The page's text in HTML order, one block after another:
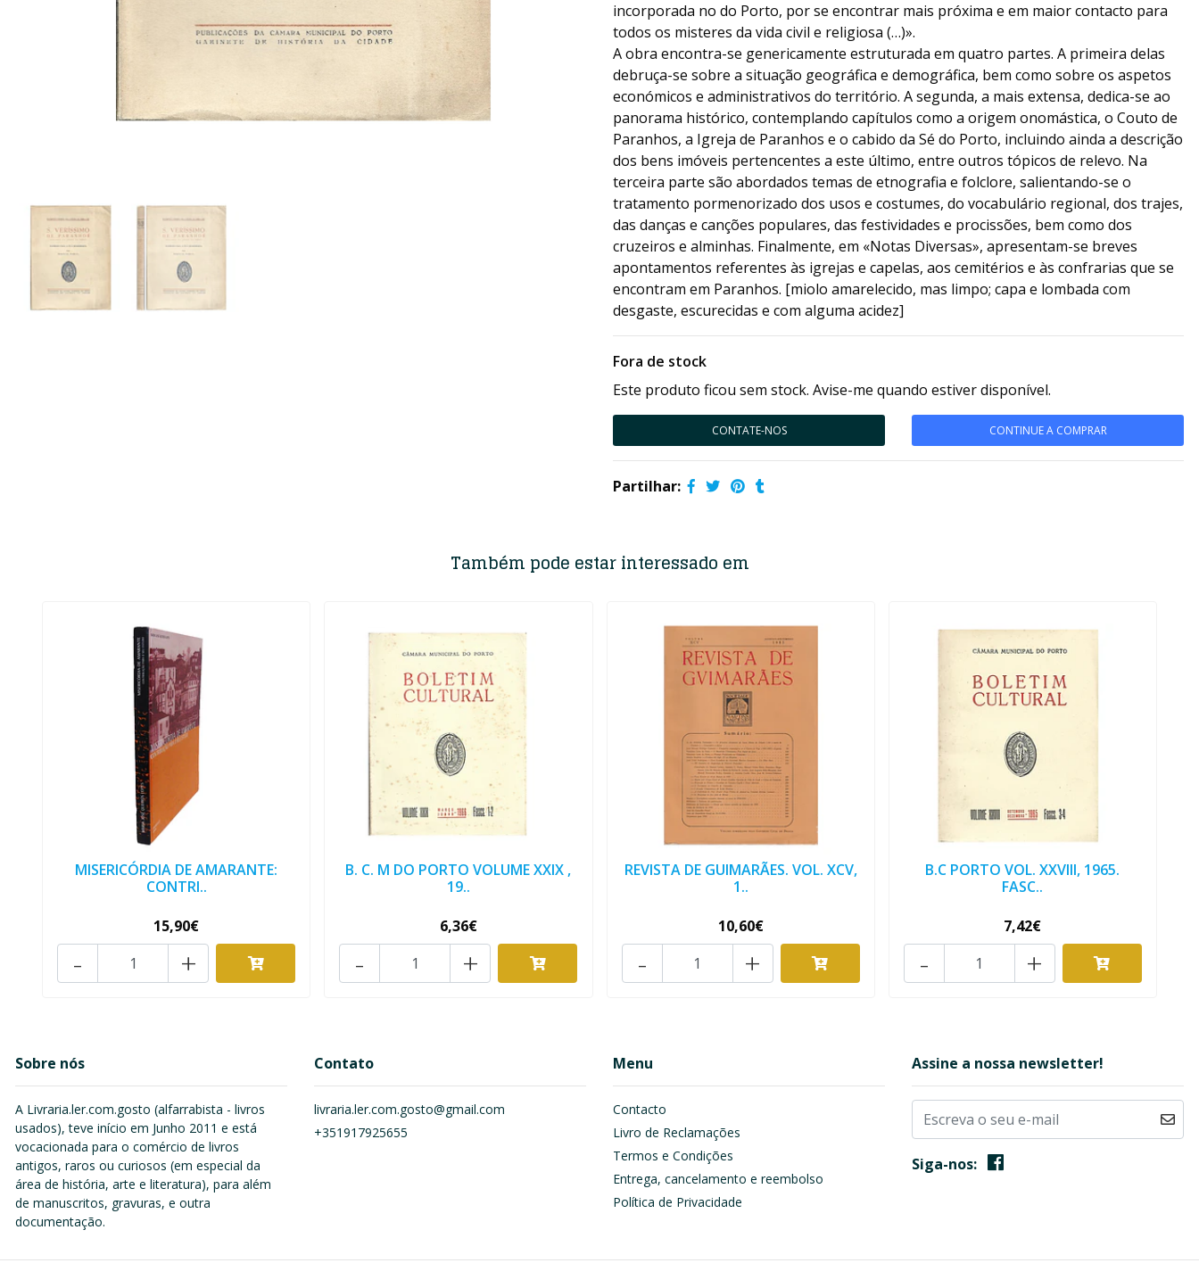
incorporada no do Porto, por se encontrar mais próxima e em maior contacto para
todos os misteres da vida civil e religiosa (…)».
A obra encontra-se genericamente estruturada em quatro partes. A primeira delas
debruça-se sobre a situação geográfica e demográfica, bem como sobre os aspetos
económicos e administrativos do território. A segunda, a mais extensa, dedica-se ao
panorama histórico, contemplando capítulos como a origem onomástica, o Couto de
Paranhos, a Igreja de Paranhos e o cabido da Sé do Porto, incluindo ainda a descrição
dos bens imóveis pertencentes a este último, entre outros tópicos de relevo. Na
terceira parte são abordados temas de etnografia e folclore, salientando-se o
tratamento pormenorizado dos usos e costumes, do vocabulário regional, dos trajes,
das danças e canções populares, das festividades e procissões, bem como dos
cruzeiros e alminhas. Finalmente, em «Notas Diversas», apresentam-se breves
apontamentos referentes às igrejas e capelas, aos cemitérios e às confrarias que se
encontram em Paranhos. [miolo amarelecido, mas limpo; capa e lombada com
desgaste, escurecidas e com alguma acidez]
Fora de stock
Este produto ficou sem stock. Avise-me quando estiver disponível.
CONTATE-NOS CONTINUE A COMPRAR
Partilhar:
Também pode estar interessado em
MISERICÓRDIA DE AMARANTE:
CONTRI..
15,90€
+
-
B. C. M DO PORTO VOLUME XXIX ,
19..
6,36€
+
-
REVISTA DE GUIMARÃES. VOL. XCV,
1..
10,60€
+
-
B.C PORTO VOL. XXVIII, 1965.
FASC..
7,42€
+
-
Sobre nós
A Livraria.ler.com.gosto (alfarrabista - livros
usados), teve início em Junho 2011 e está
vocacionada para o comércio de livros
antigos, raros ou curiosos (em especial da
área de história, arte e literatura), para além
de manuscritos, gravuras, e outra
documentação.
Contato
livraria.ler.com.gosto@gmail.com
+351917925655
Menu
Contacto
Livro de Reclamações
Termos e Condições
Entrega, cancelamento e reembolso
Política de Privacidade
Assine a nossa newsletter!
Siga-nos: